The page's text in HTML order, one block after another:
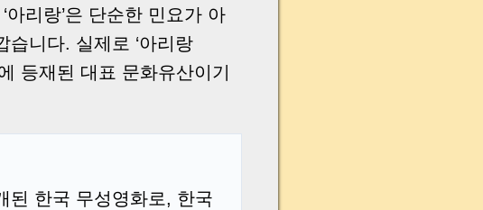
아리랑’은 단순한 민요가 아
니다. 실제로 ‘아리랑
등재된 대표 문화유산이기
된 한국 무성영화로, 한국